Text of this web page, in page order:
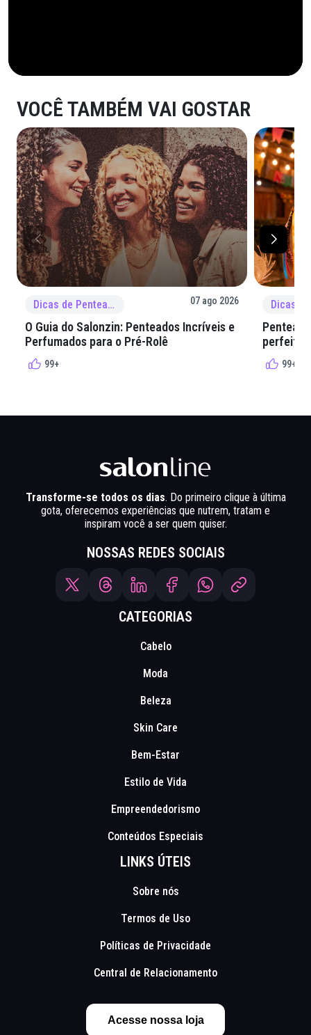
VOCÊ TAMBÉM VAI GOSTAR
Dicas de Penteado 07 ago 2026
O Guia do Salonzin: Penteados Incríveis e
Perfumados para o Pré-Rolê
99+
perfeita
99+
Transforme-se todos os dias. Do primeiro clique à última
gota, oferecemos experiências que nutrem, tratam e
inspiram você a ser quem quiser.
NOSSAS REDES SOCIAIS
CATEGORIAS
Cabelo
Moda
Beleza
Skin Care
Bem-Estar
Estilo de Vida
Empreendedorismo
Conteúdos Especiais
LINKS ÚTEIS
Sobre nós
Termos de Uso
Políticas de Privacidade
Central de Relacionamento
Acesse nossa loja